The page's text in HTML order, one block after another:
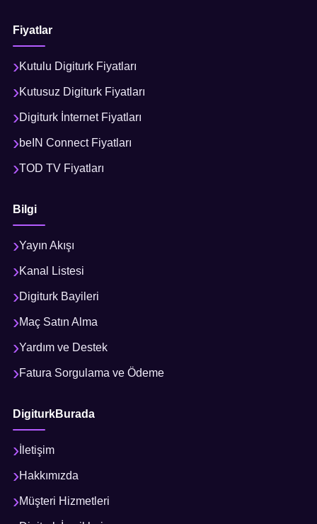
Fiyatlar
Kutulu Digiturk Fiyatları
Kutusuz Digiturk Fiyatları
Digiturk İnternet Fiyatları
beIN Connect Fiyatları
TOD TV Fiyatları
Bilgi
Yayın Akışı
Kanal Listesi
Digiturk Bayileri
Maç Satın Alma
Yardım ve Destek
Fatura Sorgulama ve Ödeme
DigiturkBurada
İletişim
Hakkımızda
Müşteri Hizmetleri